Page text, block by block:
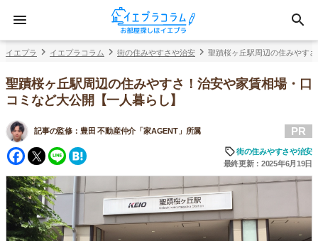
イエプラ イエプラコラム 街の住みやすさや治安 聖蹟桜ヶ丘駅周辺の住みやす
聖蹟桜ヶ丘駅周辺の住みやすさ！治安や家賃相場・口
コミなど大公開【一人暮らし】
記事の監修： 豊田 不動産仲介「家AGENT」所属
Facebook
Twitter
Line
PR
街の住みやすさや治安
最終更新：2025年6月19日